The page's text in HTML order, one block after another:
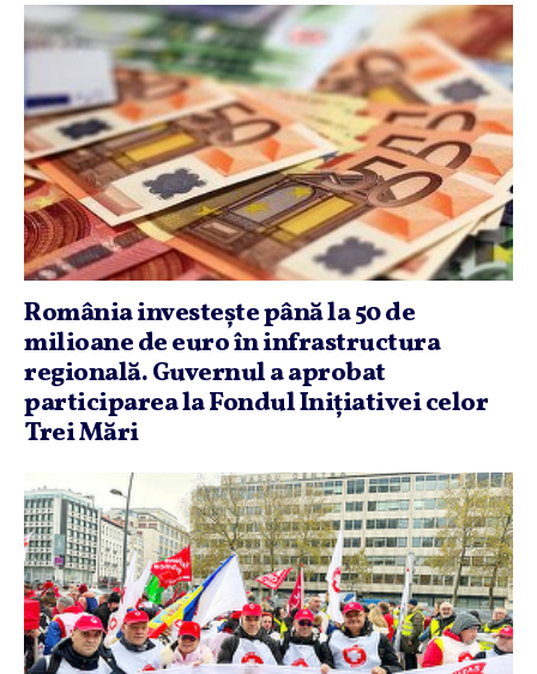
România investeşte până la 50 de
milioane de euro în infrastructura
regională. Guvernul a aprobat
participarea la Fondul Iniţiativei celor
Trei Mări